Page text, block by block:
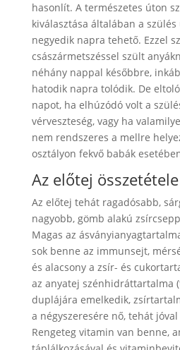
hasonlít. A természetes úton
kiválasztása általában a
negyedik napra tehető. Ezzel
császármetszéssel szült
néhány nappal későbbre,
hatodik napra tolódik. De
napot, ha elhúzódó volt a
vérveszteség, vagy ha
nem rendszeres a mellre
osztályon fekvő babák
Az előtej összetétele
Az előtej tehát ragadósabb,
nagyobb, gömb alakú
Magas az
sok benne az immunsejt,
és alacsony a zsír- és
az anyatej szénhidráttartalma
duplájára emelkedik,
a négyszeresére nő, tehát
Rengeteg vitamin van benne,